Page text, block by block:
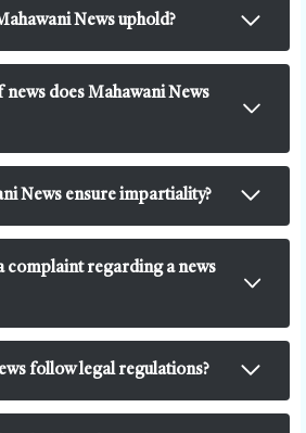
News uphold?
does Mahawani News
News ensure impartiality?
complaint regarding a news
follow legal regulations?